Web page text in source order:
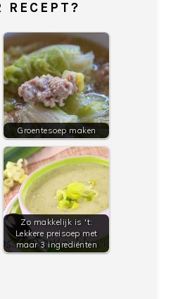
RECEPT?
Groentesoep maken
Zo makkelijk is 't:
Lekkere preisoep met
maar 3 ingrediënten